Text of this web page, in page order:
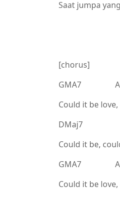
Saat jumpa
[chorus]
GMA7
Could it be
DMaj7
Could it be,
GMA7
Could it be